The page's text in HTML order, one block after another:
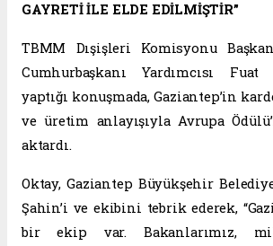
GAYRETİ İLE ELDE EDİLMİŞTİR”
TBMM Dışişleri Komisyonu
Cumhurbaşkanı Yardımcısı
yaptığı konuşmada, Gaziantep’in
ve üretim anlayışıyla Avrupa
aktardı.
Oktay, Gaziantep Büyükşehir
Şahin’i ve ekibini tebrik ederek,
bir ekip var. Bakanlarımız,